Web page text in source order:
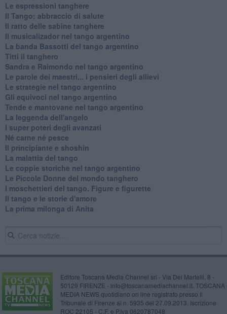
Le espressioni tanghere
Il Tango: abbraccio di salute
Il ratto delle sabine tanghere
Il musicalizador nel tango argentino
La banda Bassotti del tango argentino
Titti il tanghero
Sandra e Raimondo nel tango argentino
Le parole dei maestri... i pensieri degli allievi
Le strategie nel tango argentino
Gli equivoci nel tango argentino
Tende e mantovane nel tango argentino
La leggenda dell'angelo
I super poteri degli avanzati
​Né carne né pesce
Il principiante e shoshin
La malattia del tango
Le coppie storiche nel tango argentino
​Le Piccole Donne del mondo tanghero
I moschettieri del tango. Figure e figurette
Il tango e le storie d'amore
​La prima milonga di Anita
Editore Toscana Media Channel srl - Via Dei Martelli, 8 -
50129 FIRENZE - info@toscanamediachannel.it. TOSCANA
MEDIA NEWS quotidiano on line registrato presso il
Tribunale di Firenze al n. 5935 del 27.09.2013. Iscrizione
ROC 22105 - C.F. e P.Iva 0620787048